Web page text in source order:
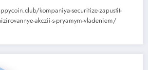
kompaniya-securitize-zapustit-
akczii-s-pryamym-vladeniem/